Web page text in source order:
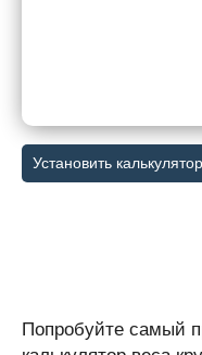
Установить
Попробуйте самый